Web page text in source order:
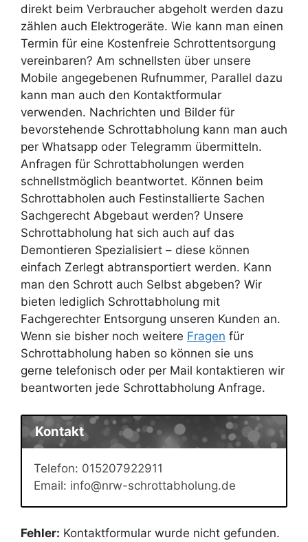
direkt beim Verbraucher abgeholt werden dazu
zählen auch Elektrogeräte. Wie kann man einen
Termin für eine Kostenfreie Schrottentsorgung
vereinbaren? Am schnellsten über unsere
Mobile angegebenen Rufnummer, Parallel dazu
kann man auch den Kontaktformular
verwenden. Nachrichten und Bilder für
bevorstehende Schrottabholung kann man auch
per Whatsapp oder Telegramm übermitteln.
Anfragen für Schrottabholungen werden
schnellstmöglich beantwortet. Können beim
Schrottabholen auch Festinstallierte Sachen
Sachgerecht Abgebaut werden? Unsere
Schrottabholung hat sich auch auf das
Demontieren Spezialisiert – diese können
einfach Zerlegt abtransportiert werden. Kann
man den Schrott auch Selbst abgeben? Wir
bieten lediglich Schrottabholung mit
Fachgerechter Entsorgung unseren Kunden an.
Wenn sie bisher noch weitere Fragen für
Schrottabholung haben so können sie uns
gerne telefonisch oder per Mail kontaktieren wir
beantworten jede Schrottabholung Anfrage.
Kontakt
Telefon: 015207922911
Email: info@nrw-schrottabholung.de
Fehler: Kontaktformular wurde nicht gefunden.